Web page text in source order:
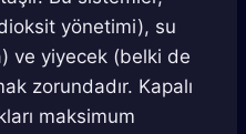
yönetimi), su
ve yiyecek (belki de
zorundadır. Kapalı
maksimum